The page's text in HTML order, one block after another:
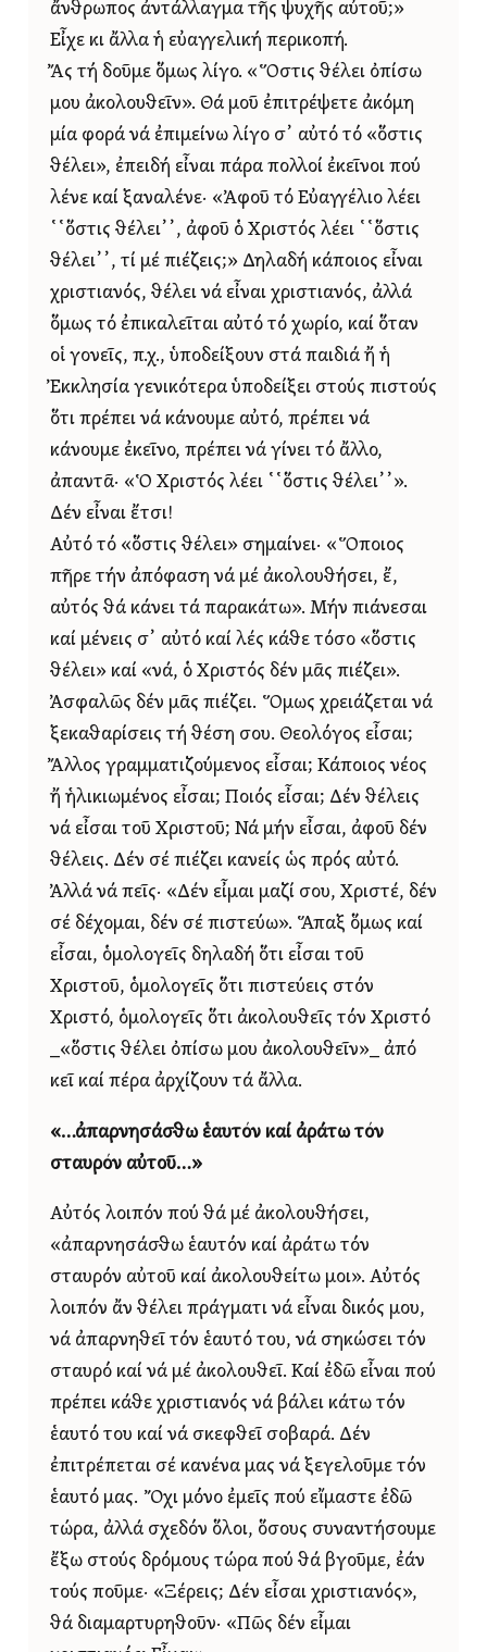
ἄνθρωπος ἀντάλλαγμα τῆς ψυχῆς αὐτοῦ;»
Εἶχε κι ἄλλα ἡ εὐαγγελική περικοπή.
Ἄς τή δοῦμε ὅμως λίγο. «Ὅστις θέλει ὀπίσω
μου ἀκολουθεῖν». Θά μοῦ ἐπιτρέψετε ἀκόμη
μία φορά νά ἐπιμείνω λίγο σ᾿ αὐτό τό «ὅστις
θέλει», ἐπειδή εἶναι πάρα πολλοί ἐκεῖνοι πού
λένε καί ξαναλένε· «Ἀφοῦ τό Εὐαγγέλιο λέει
῾῾ὅστις θέλει᾿᾿, ἀφοῦ ὁ Χριστός λέει ῾῾ὅστις
θέλει᾿᾿, τί μέ πιέζεις;» Δηλαδή κάποιος εἶναι
χριστιανός, θέλει νά εἶναι χριστιανός, ἀλλά
ὅμως τό ἐπικαλεῖται αὐτό τό χωρίο, καί ὅταν
οἱ γονεῖς, π.χ., ὑποδείξουν στά παιδιά ἤ ἡ
Ἐκκλησία γενικότερα ὑποδείξει στούς πιστούς
ὅτι πρέπει νά κάνουμε αὐτό, πρέπει νά
κάνουμε ἐκεῖνο, πρέπει νά γίνει τό ἄλλο,
ἀπαντᾶ· «Ὁ Χριστός λέει ῾῾ὅστις θέλει᾿᾿».
Δέν εἶναι ἔτσι!
Αὐτό τό «ὅστις θέλει» σημαίνει· «Ὅποιος
πῆρε τήν ἀπόφαση νά μέ ἀκολουθήσει, ἔ,
αὐτός θά κάνει τά παρακάτω». Μήν πιάνεσαι
καί μένεις σ᾿ αὐτό καί λές κάθε τόσο «ὅστις
θέλει» καί «νά, ὁ Χριστός δέν μᾶς πιέζει».
Ἀσφαλῶς δέν μᾶς πιέζει. Ὅμως χρειάζεται νά
ξεκαθαρίσεις τή θέση σου. Θεολόγος εἶσαι;
Ἄλλος γραμματιζούμενος εἶσαι; Κάποιος νέος
ἤ ἡλικιωμένος εἶσαι; Ποιός εἶσαι; Δέν θέλεις
νά εἶσαι τοῦ Χριστοῦ; Νά μήν εἶσαι, ἀφοῦ δέν
θέλεις. Δέν σέ πιέζει κανείς ὡς πρός αὐτό.
Ἀλλά νά πεῖς· «Δέν εἶμαι μαζί σου, Χριστέ, δέν
σέ δέχομαι, δέν σέ πιστεύω». Ἅπαξ ὅμως καί
εἶσαι, ὁμολογεῖς δηλαδή ὅτι εἶσαι τοῦ
Χριστοῦ, ὁμολογεῖς ὅτι πιστεύεις στόν
Χριστό, ὁμολογεῖς ὅτι ἀκολουθεῖς τόν Χριστό
_«ὅστις θέλει ὀπίσω μου ἀκολουθεῖν»_ ἀπό
κεῖ καί πέρα ἀρχίζουν τά ἄλλα.
«…ἀπαρνησάσθω ἑαυτόν καί ἀράτω τόν
σταυρόν αὐτοῦ…»
Αὐτός λοιπόν πού θά μέ ἀκολουθήσει,
«ἀπαρνησάσθω ἑαυτόν καί ἀράτω τόν
σταυρόν αὐτοῦ καί ἀκολουθείτω μοι». Αὐτός
λοιπόν ἄν θέλει πράγματι νά εἶναι δικός μου,
νά ἀπαρνηθεῖ τόν ἑαυτό του, νά σηκώσει τόν
σταυρό καί νά μέ ἀκολουθεῖ. Καί ἐδῶ εἶναι πού
πρέπει κάθε χριστιανός νά βάλει κάτω τόν
ἑαυτό του καί νά σκεφθεῖ σοβαρά. Δέν
ἐπιτρέπεται σέ κανένα μας νά ξεγελοῦμε τόν
ἑαυτό μας. Ὄχι μόνο ἐμεῖς πού εἴμαστε ἐδῶ
τώρα, ἀλλά σχεδόν ὅλοι, ὅσους συναντήσουμε
ἔξω στούς δρόμους τώρα πού θά βγοῦμε, ἐάν
τούς ποῦμε· «Ξέρεις; Δέν εἶσαι χριστιανός»,
θά διαμαρτυρηθοῦν· «Πῶς δέν εἶμαι